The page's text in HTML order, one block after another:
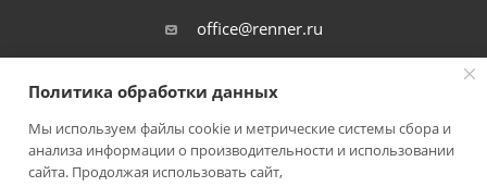
office@renner.ru
Политика обработки данных
Мы используем файлы cookie и метрические системы сбора и
анализа информации о производительности и использовании
сайта. Продолжая использовать сайт,